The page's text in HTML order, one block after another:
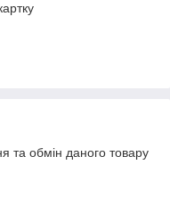
та обмін даного товару